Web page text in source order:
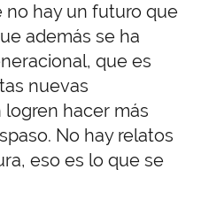
hay un futuro que
además se ha
que es
nuevas
hacer más
No hay relatos
eso es lo que se